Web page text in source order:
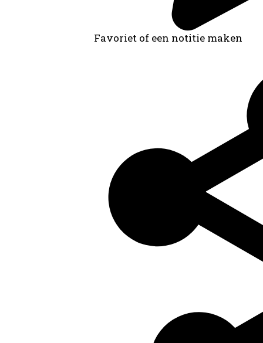
Favoriet of een notitie maken